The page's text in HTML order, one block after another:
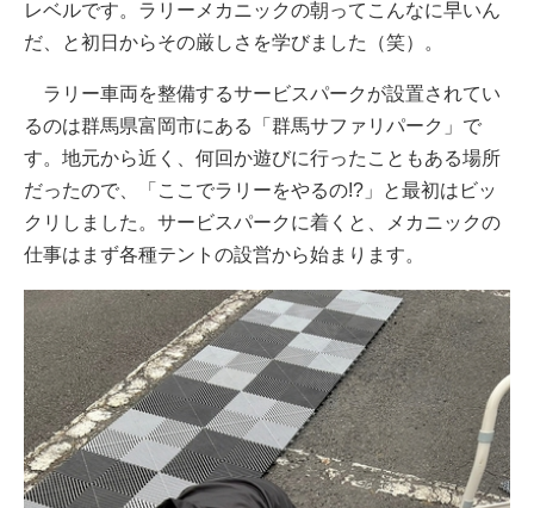
レベルです。ラリーメカニックの朝ってこんなに早いん
だ、と初日からその厳しさを学びました（笑）。
ラリー車両を整備するサービスパークが設置されてい
るのは群馬県富岡市にある「群馬サファリパーク」で
す。地元から近く、何回か遊びに行ったこともある場所
だったので、「ここでラリーをやるの!?」と最初はビッ
クリしました。サービスパークに着くと、メカニックの
仕事はまず各種テントの設営から始まります。